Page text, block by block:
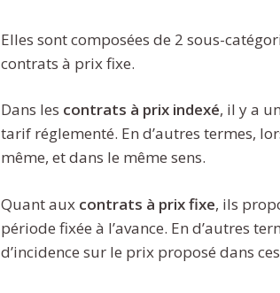
Elles sont composées de 2 sous-
contrats à prix fixe.
Dans les contrats à prix indexé, il y a
tarif réglementé. En d’autres termes,
même, et dans le même sens.
Quant aux contrats à prix fixe, ils
période fixée à l’avance. En d’autres
d’incidence sur le prix proposé dans